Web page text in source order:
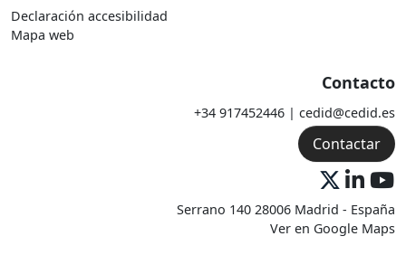
Declaración accesibilidad
Mapa web
Contacto
+34 917452446 | cedid@cedid.es
Contactar
Serrano 140 28006 Madrid - España
Ver en Google Maps